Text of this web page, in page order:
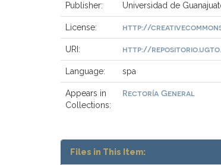
Publisher: Universidad de
License: http://
URI: http://
Language: spa
Appears in
Collections:
Rectoría General
Files in This Item: